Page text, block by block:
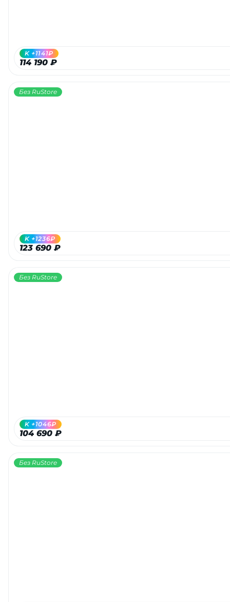
114 190 ₽
K +1141₽
Без RuStore
123 690 ₽
K +1236₽
Без RuStore
104 690 ₽
K +1046₽
Без RuStore